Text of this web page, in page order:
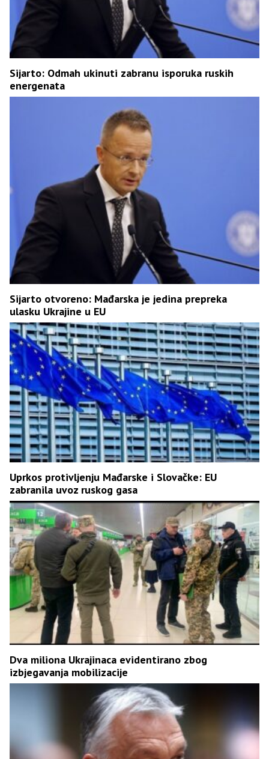
Sijarto: Odmah ukinuti zabranu isporuka ruskih
energenata
Sijarto otvoreno: Mađarska je jedina prepreka
ulasku Ukrajine u EU
Uprkos protivljenju Mađarske i Slovačke: EU
zabranila uvoz ruskog gasa
Dva miliona Ukrajinaca evidentirano zbog
izbjegavanja mobilizacije